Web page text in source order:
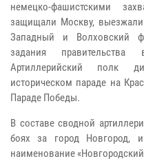
немецко-фашистскими
защищали Москву,
Западный и Волховский
задания
Артиллерийский полк
историческом параде на
Параде Победы.
В составе сводной
боях за город Новгород,
наименование